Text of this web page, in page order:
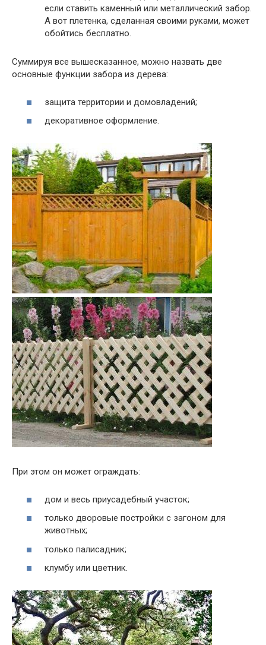
если ставить каменный или металлический забор.
А вот плетенка, сделанная своими руками, может
обойтись бесплатно.
Суммируя все вышесказанное, можно назвать две
основные функции забора из дерева:
защита территории и домовладений;
декоративное оформление.
При этом он может ограждать:
дом и весь приусадебный участок;
только дворовые постройки с загоном для
животных;
только палисадник;
клумбу или цветник.